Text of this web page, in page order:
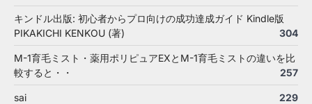
キンドル出版: 初心者からプロ向けの成功達成ガイド Kindle版
PIKAKICHI KENKOU (著)
304
M-1育毛ミスト・薬用ポリピュアEXとM-1育毛ミストの違いを比
較すると・・
257
sai 229